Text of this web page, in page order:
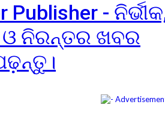
Publisher -
ନିରନ୍ତର ଖବର